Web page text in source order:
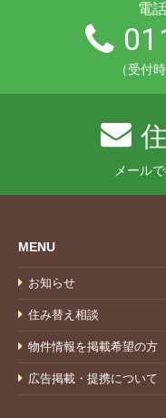
電
（受付
メール
MENU
お知らせ
住み替え相談
物件情報を掲載希望の方
広告掲載・提携について